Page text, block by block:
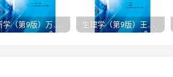
诊断学（第9版）万学红主编_人卫版教材.PDF电子书下载 生理学（第9版）王庭槐主编_人卫版教材.PDF电子书下载